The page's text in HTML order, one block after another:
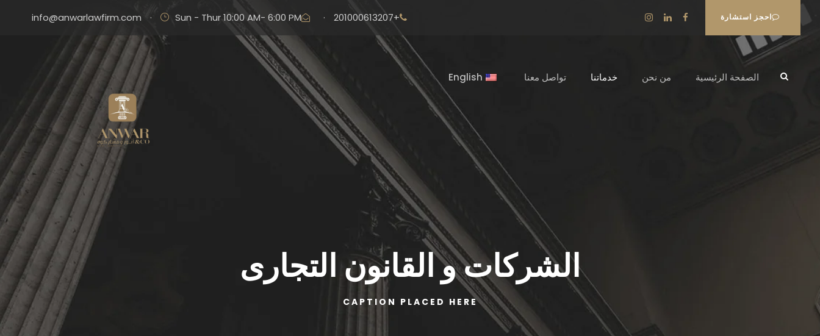
+201000613207
·
info@anwarlawfirm.com · Sun - Thur 10:00 AM- 6:00 PM احجز استشارة
الصفحة الرئيسية من نحن خدماتنا تواصل معنا English
الشركات و القانون التجارى
CAPTION PLACED HERE